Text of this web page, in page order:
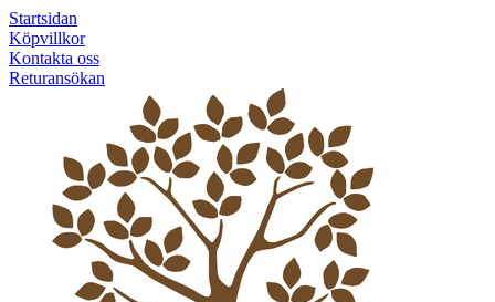
Startsidan
Köpvillkor
Kontakta oss
Returansökan